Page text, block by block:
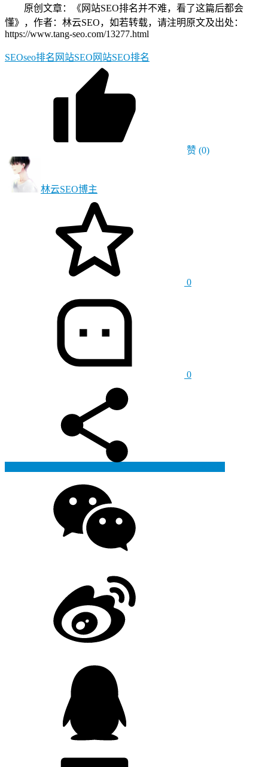
原创文章：《网站SEO排名并不难，看了这篇后都会
懂》，作者：林云SEO，如若转载，请注明原文及出处：
https://www.tang-seo.com/13277.html
SEOseo排名 网站SEO 网站SEO排名
赞 (0)
林云SEO博主
0
0